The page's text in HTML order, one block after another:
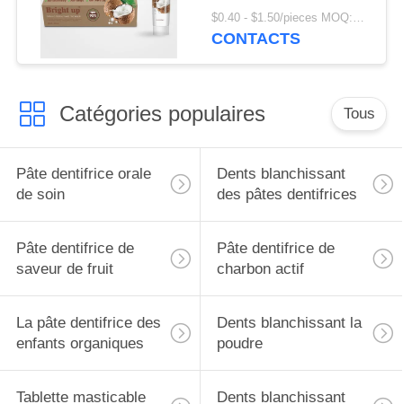
organique naturelle de
90% anti
$0.40 - $1.50/pieces MOQ:240 morceaux
CONTACTS
Catégories populaires Tous
Pâte dentifrice orale
de soin
Dents blanchissant
des pâtes dentifrices
Pâte dentifrice de
saveur de fruit
Pâte dentifrice de
charbon actif
La pâte dentifrice des
enfants organiques
Dents blanchissant la
poudre
Tablette masticable Dents blanchissant